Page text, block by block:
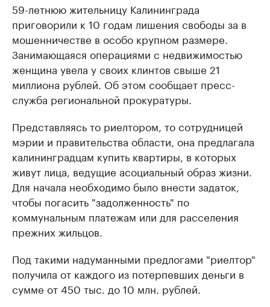
59-летнюю жительницу Калининграда
приговорили к 10 годам лишения свободы за в
мошенничестве в особо крупном размере.
Занимающаяся операциями с недвижимостью
женщина увела у своих клинтов свыше 21
миллиона рублей. Об этом сообщает пресс-
служба региональной прокуратуры.
Представляясь то риелтором, то сотрудницей
мэрии и правительства области, она предлагала
калининградцам купить квартиры, в которых
живут лица, ведущие асоциальный образ жизни.
Для начала необходимо было внести задаток,
чтобы погасить "задолженность" по
коммунальным платежам или для расселения
прежних жильцов.
Под такими надуманными предлогами "риелтор"
получила от каждого из потерпевших деньги в
сумме от 450 тыс. до 10 млн. рублей.